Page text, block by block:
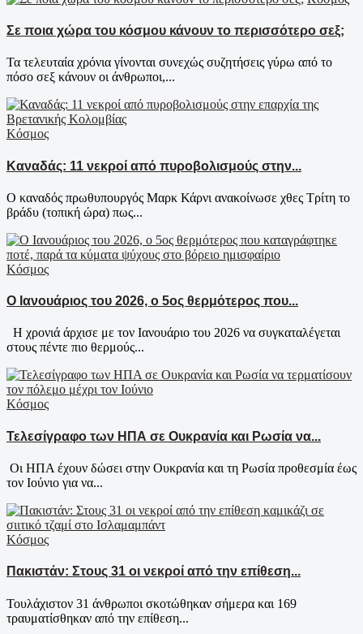
Σε ποια χώρα του κόσμου κάνουν το περισσότερο σεξ;
Τα τελευταία χρόνια γίνoνται συνεχώς συζητήσεις γύρω από το
πόσο σεξ κάνουν οι άνθρωποι,...
Κόσμος
Καναδάς: 11 νεκροί από πυροβολισμούς στην...
Ο καναδός πρωθυπουργός Μαρκ Κάρνι ανακοίνωσε χθες Τρίτη το
βράδυ (τοπική ώρα) πως...
Κόσμος
Ο Ιανουάριος του 2026, ο 5ος θερμότερος που...
Η χρονιά άρχισε με τον Ιανουάριο του 2026 να συγκαταλέγεται
στους πέντε πιο θερμούς...
Κόσμος
Τελεσίγραφο των ΗΠΑ σε Ουκρανία και Ρωσία να...
Οι ΗΠΑ έχουν δώσει στην Ουκρανία και τη Ρωσία προθεσμία έως
τον Ιούνιο για να...
Κόσμος
Πακιστάν: Στους 31 οι νεκροί από την επίθεση...
Τουλάχιστον 31 άνθρωποι σκοτώθηκαν σήμερα και 169
τραυματίσθηκαν από την επίθεση...